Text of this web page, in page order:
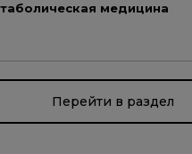
медицина
Перейти в раздел